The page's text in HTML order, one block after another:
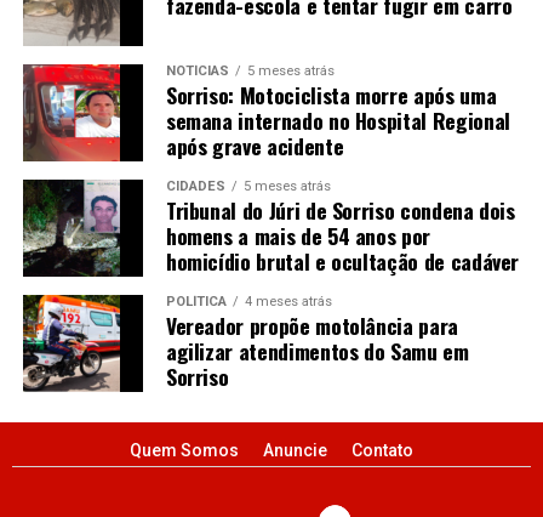
NOTÍCIAS 5 meses atrás
Sorriso: Motociclista morre após uma
semana internado no Hospital Regional
após grave acidente
CIDADES 5 meses atrás
Tribunal do Júri de Sorriso condena dois
homens a mais de 54 anos por
homicídio brutal e ocultação de cadáver
POLÍTICA 4 meses atrás
Vereador propõe motolância para
agilizar atendimentos do Samu em
Sorriso
Quem Somos Anuncie Contato